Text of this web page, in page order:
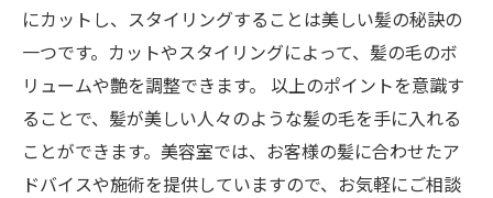
にカットし、スタイリングすることは美しい髪の秘訣の
一つです。カットやスタイリングによって、髪の毛のボ
リュームや艶を調整できます。 以上のポイントを意識す
ることで、髪が美しい人々のような髪の毛を手に入れる
ことができます。美容室では、お客様の髪に合わせたア
ドバイスや施術を提供していますので、お気軽にご相談